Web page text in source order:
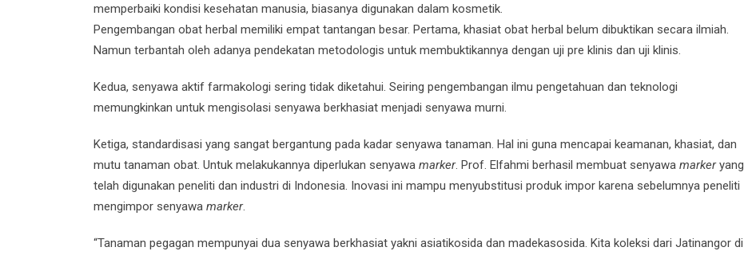
memperbaiki kondisi kesehatan manusia, biasanya digunakan dalam kosmetik.
Pengembangan obat herbal memiliki empat tantangan besar. Pertama, khasiat obat herbal belum dibuktikan secara ilmiah.
Namun terbantah oleh adanya pendekatan metodologis untuk membuktikannya dengan uji pre klinis dan uji klinis.
Kedua, senyawa aktif farmakologi sering tidak diketahui. Seiring pengembangan ilmu pengetahuan dan teknologi
memungkinkan untuk mengisolasi senyawa berkhasiat menjadi senyawa murni.
Ketiga, standardisasi yang sangat bergantung pada kadar senyawa tanaman. Hal ini guna mencapai keamanan, khasiat, dan
mutu tanaman obat. Untuk melakukannya diperlukan senyawa marker. Prof. Elfahmi berhasil membuat senyawa markeryang
telah digunakan peneliti dan industri di Indonesia. Inovasi ini mampu menyubstitusi produk impor karena sebelumnya peneliti
mengimpor senyawa marker.
“Tanaman pegagan mempunyai dua senyawa berkhasiat yakni asiatikosida dan madekasosida. Kita koleksi dari Jatinangor di